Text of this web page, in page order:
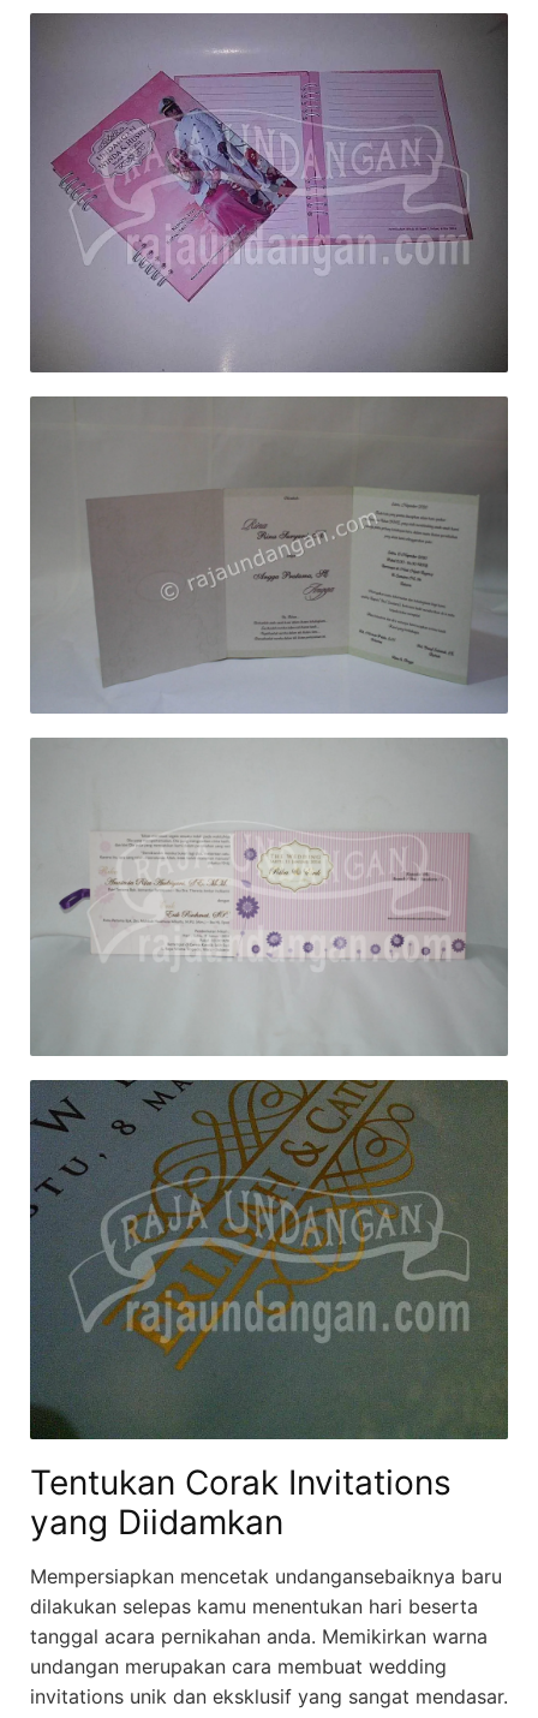
Tentukan Corak Invitations
yang Diidamkan
Mempersiapkan mencetak undangansebaiknya baru
dilakukan selepas kamu menentukan hari beserta
tanggal acara pernikahan anda. Memikirkan warna
undangan merupakan cara membuat wedding
invitations unik dan eksklusif yang sangat mendasar.